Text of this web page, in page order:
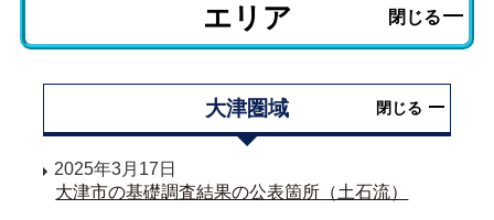
エリア 閉じる
大津圏域 閉じる
2025年3月17日
大津市の基礎調査結果の公表箇所（土石流）